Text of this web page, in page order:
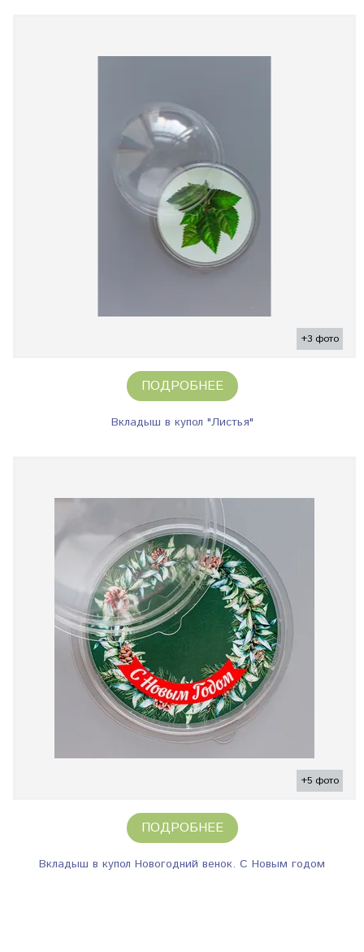
+3 фото
ПОДРОБНЕЕ
Вкладыш в купол "Листья"
+5 фото
ПОДРОБНЕЕ
Вкладыш в купол Новогодний венок. С Новым годом